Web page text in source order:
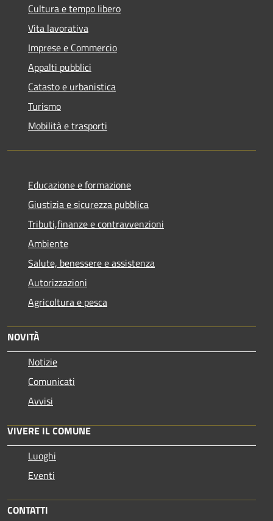
Cultura e tempo libero
Vita lavorativa
Imprese e Commercio
Appalti pubblici
Catasto e urbanistica
Turismo
Mobilità e trasporti
Educazione e formazione
Giustizia e sicurezza pubblica
Tributi,finanze e contravvenzioni
Ambiente
Salute, benessere e assistenza
Autorizzazioni
Agricoltura e pesca
NOVITÀ
Notizie
Comunicati
Avvisi
VIVERE IL COMUNE
Luoghi
Eventi
CONTATTI